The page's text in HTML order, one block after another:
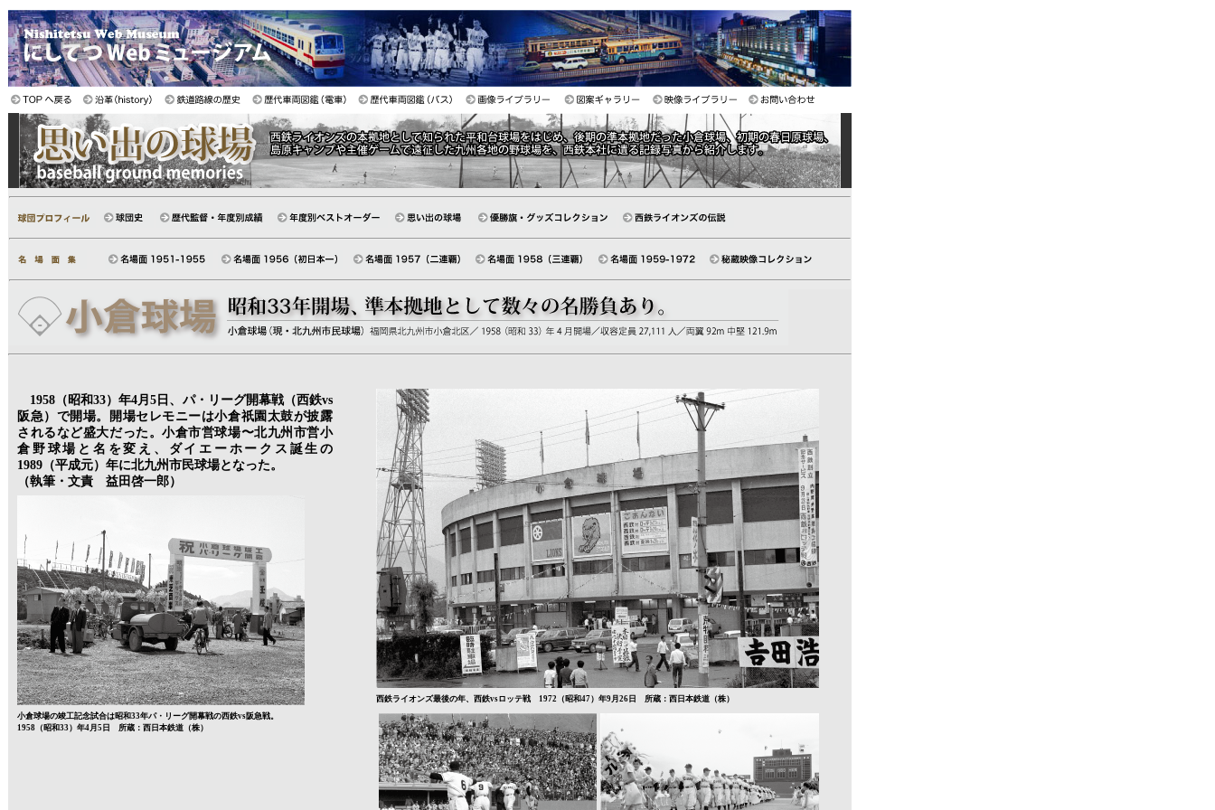
1958（昭和33）年4月5日、パ・リーグ開幕戦（西鉄vs
阪急）で開場。開場セレモニーは小倉祇園太鼓が披露
されるなど盛大だった。小倉市営球場〜北九州市営小
倉野球場と名を変え、ダイエーホークス誕生の
1989（平成元）年に北九州市民球場となった。
（執筆・文責 益田啓一郎）
小倉球場の竣工記念試合は昭和33年パ・リーグ開幕戦の西鉄vs阪急戦。
1958（昭和33）年4月5日 所蔵：西日本鉄道（株）
西鉄ライオンズ最後の年、西鉄vsロッテ戦 1972（昭和47）年9月26日 所蔵：西日本鉄道（株）